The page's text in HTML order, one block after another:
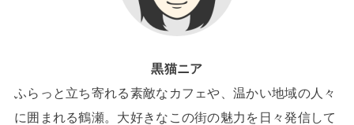
黒猫ニア
ふらっと立ち寄れる素敵なカフェや、温かい地域の人々
に囲まれる鶴瀬。大好きなこの街の魅力を日々発信して